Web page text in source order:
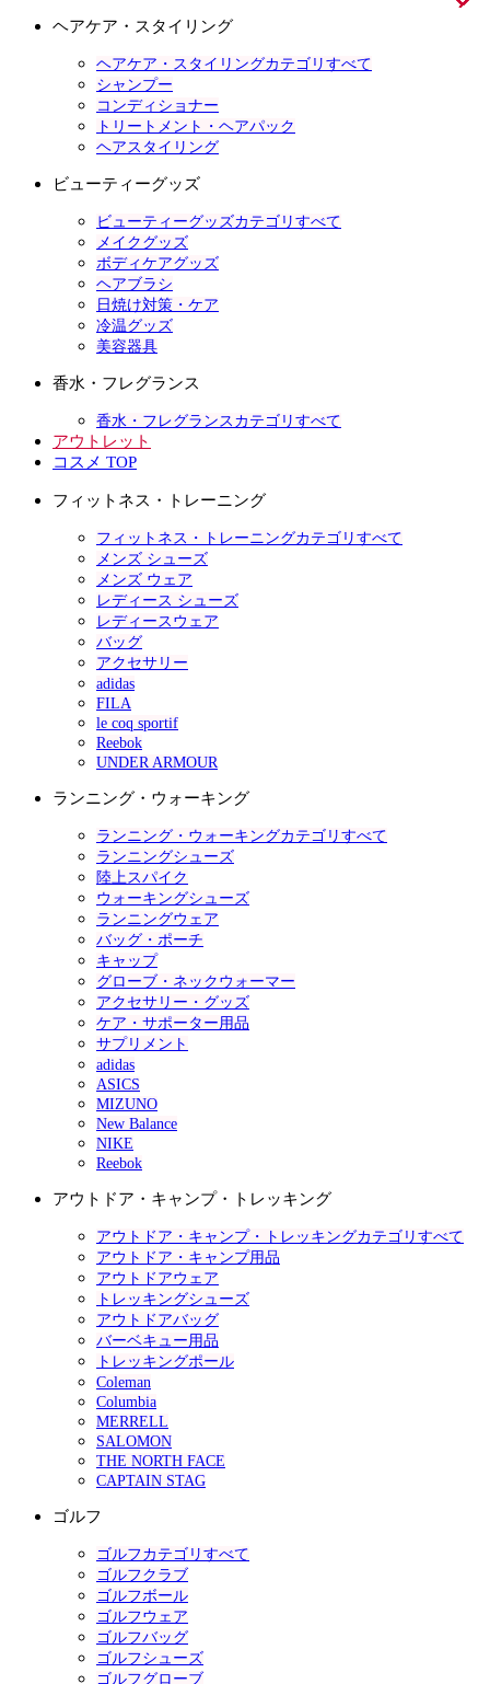
ヘアケア・スタイリング
ヘアケア・スタイリングカテゴリすべて
シャンプー
コンディショナー
トリートメント・ヘアパック
ヘアスタイリング
ビューティーグッズ
ビューティーグッズカテゴリすべて
メイクグッズ
ボディケアグッズ
ヘアブラシ
日焼け対策・ケア
冷温グッズ
美容器具
香水・フレグランス
香水・フレグランスカテゴリすべて
アウトレット
コスメ TOP
フィットネス・トレーニング
フィットネス・トレーニングカテゴリすべて
メンズ シューズ
メンズ ウェア
レディース シューズ
レディースウェア
バッグ
アクセサリー
adidas
FILA
le coq sportif
Reebok
UNDER ARMOUR
ランニング・ウォーキング
ランニング・ウォーキングカテゴリすべて
ランニングシューズ
陸上スパイク
ウォーキングシューズ
ランニングウェア
バッグ・ポーチ
キャップ
グローブ・ネックウォーマー
アクセサリー・グッズ
ケア・サポーター用品
サプリメント
adidas
ASICS
MIZUNO
New Balance
NIKE
Reebok
アウトドア・キャンプ・トレッキング
アウトドア・キャンプ・トレッキングカテゴリすべて
アウトドア・キャンプ用品
アウトドアウェア
トレッキングシューズ
アウトドアバッグ
バーベキュー用品
トレッキングポール
Coleman
Columbia
MERRELL
SALOMON
THE NORTH FACE
CAPTAIN STAG
ゴルフ
ゴルフカテゴリすべて
ゴルフクラブ
ゴルフボール
ゴルフウェア
ゴルフバッグ
ゴルフシューズ
ゴルフグローブ